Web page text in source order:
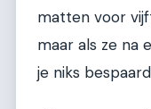
matten voor
maar als ze na
je niks